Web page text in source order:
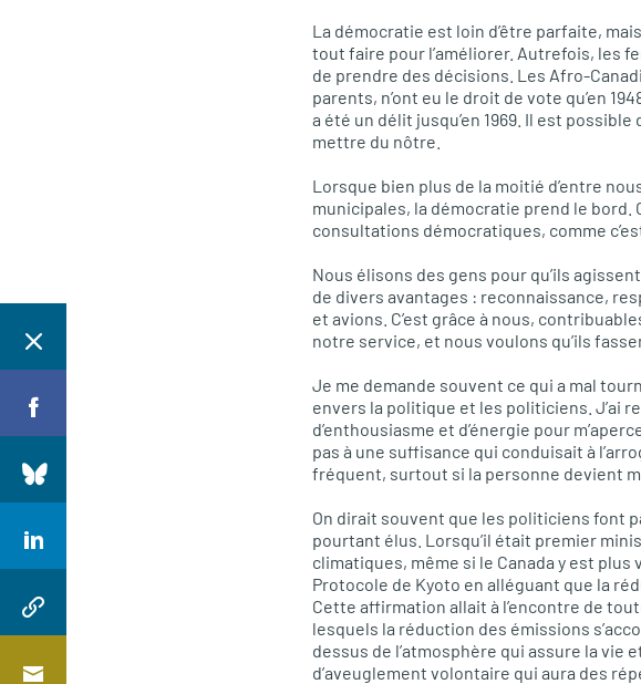
La démocratie est loin d’être parfaite,
tout faire pour l’améliorer. Autrefois, les
de prendre des décisions. Les Afro-
parents, n’ont eu le droit de vote qu’en
a été un délit jusqu’en 1969. Il est
mettre du nôtre.
Lorsque bien plus de la moitié d’entre
municipales, la démocratie prend le
consultations démocratiques, comme
Nous élisons des gens pour qu’ils
de divers avantages : reconnaissance,
et avions. C’est grâce à nous,
notre service, et nous voulons qu’ils
Je me demande souvent ce qui a mal
envers la politique et les politiciens. J’ai
d’enthousiasme et d’énergie pour
pas à une suffisance qui conduisait à
fréquent, surtout si la personne devient
On dirait souvent que les politiciens font
pourtant élus. Lorsqu’il était premier
climatiques, même si le Canada y est
Protocole de Kyoto en alléguant que la
Cette affirmation allait à l’encontre de
lesquels la réduction des émissions
dessus de l’atmosphère qui assure la
d’aveuglement volontaire qui aura des